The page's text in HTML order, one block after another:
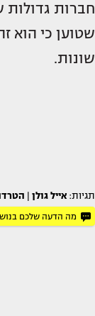
חברות גדולות
שטוען כי הוא
שונות.
תגיות: אייל גולן
מה הדעה שלכם